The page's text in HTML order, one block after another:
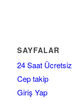
SAYFALAR
24 Saat Ücretsiz
Cep takip
Giriş Yap